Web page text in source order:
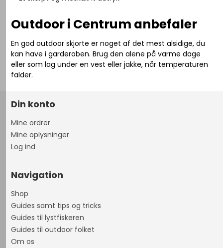
Outdoor i Centrum anbefaler
En god outdoor skjorte er noget af det mest alsidige, du
kan have i garderoben. Brug den alene på varme dage
eller som lag under en vest eller jakke, når temperaturen
falder.
Din konto
Mine ordrer
Mine oplysninger
Log ind
Navigation
Shop
Guides samt tips og tricks
Guides til lystfiskeren
Guides til outdoor folket
Om os